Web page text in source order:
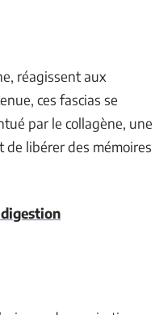
réagissent aux
ces fascias se
par le collagène, une
de libérer des mémoires